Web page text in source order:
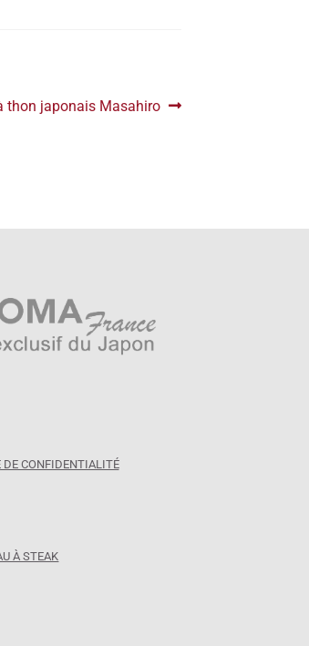
thon japonais Masahiro
DE CONFIDENTIALITÉ
À STEAK